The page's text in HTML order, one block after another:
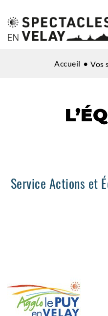
Accueil Vos
Service Actions et